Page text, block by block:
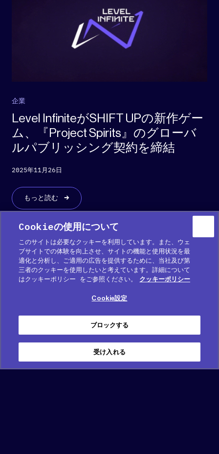
企業
Level InfiniteがSHIFT UPの新作ゲー
ム、『Project Spirits』のグローバ
ルパブリッシング契約を締結
2025年11月26日
もっと読む
Level InfiniteがSHIFT UP
の新作ゲーム、『Project
Spirits』のグローバルパ
ブリッシング契約を締結
ゲーム
『Warframe』の新ストー
リーミッションと
『Soulframe』のモンス
ター収集要素がお披露
目：PAX East 2025
Cookieの使用について
このサイトは必要なクッキーを利用しています。また、ウェ
ブサイトでの体験を向上させ、サイトの機能と使用状況を最
適化と分析し、ご適用の広告を提供するために、当社及び第
三者のクッキーを使用したいと考えています。詳細について
はクッキーポリシー をご参照ください。
クッキーポリシー
Cookie設定
ブロックする
受け入れる